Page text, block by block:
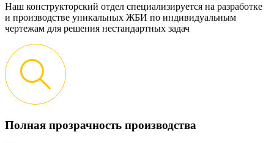
Наш конструкторский отдел специализируется на разработке
и производстве уникальных ЖБИ по индивидуальным
чертежам для решения нестандартных задач
Полная прозрачность производства